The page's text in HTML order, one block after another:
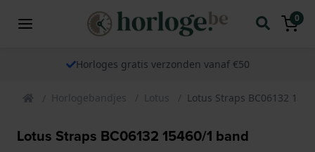
0
Horloges gratis verzonden vanaf €50
Horlogebandjes Lotus Lotus Straps BC06132
Lotus Straps BC06132 15460/1 band